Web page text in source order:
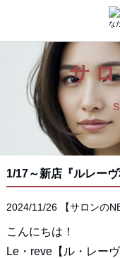
サ
1/17～新店『ルレー
2024/11/26 【サロンの
こんにちは！
Le・reve【ル・レー